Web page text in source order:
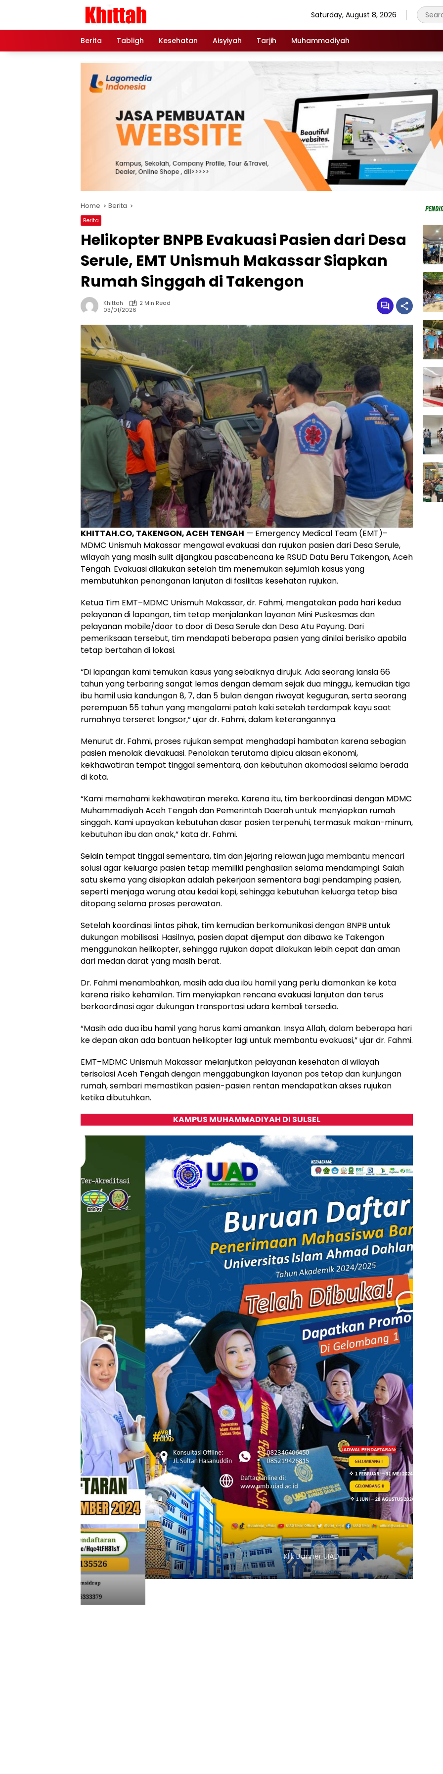
Saturday, August 8, 2026
Berita Tabligh Kesehatan Aisyiyah Tarjih Muhammadiyah
Home Berita
Berita
Helikopter BNPB Evakuasi Pasien dari Desa
Serule, EMT Unismuh Makassar Siapkan
Rumah Singgah di Takengon
Khittah
2 Min Read
03/01/2026
KHITTAH.CO, TAKENGON, ACEH TENGAH — Emergency Medical Team (EMT)–
MDMC Unismuh Makassar mengawal evakuasi dan rujukan pasien dari Desa Serule,
wilayah yang masih sulit dijangkau pascabencana ke RSUD Datu Beru Takengon, Aceh
Tengah. Evakuasi dilakukan setelah tim menemukan sejumlah kasus yang
membutuhkan penanganan lanjutan di fasilitas kesehatan rujukan.
Ketua Tim EMT–MDMC Unismuh Makassar, dr. Fahmi, mengatakan pada hari kedua
pelayanan di lapangan, tim tetap menjalankan layanan Mini Puskesmas dan
pelayanan mobile/door to door di Desa Serule dan Desa Atu Payung. Dari
pemeriksaan tersebut, tim mendapati beberapa pasien yang dinilai berisiko apabila
tetap bertahan di lokasi.
“Di lapangan kami temukan kasus yang sebaiknya dirujuk. Ada seorang lansia 66
tahun yang terbaring sangat lemas dengan demam sejak dua minggu, kemudian tiga
ibu hamil usia kandungan 8, 7, dan 5 bulan dengan riwayat keguguran, serta seorang
perempuan 55 tahun yang mengalami patah kaki setelah terdampak kayu saat
rumahnya terseret longsor,” ujar dr. Fahmi, dalam keterangannya.
Menurut dr. Fahmi, proses rujukan sempat menghadapi hambatan karena sebagian
pasien menolak dievakuasi. Penolakan terutama dipicu alasan ekonomi,
kekhawatiran tempat tinggal sementara, dan kebutuhan akomodasi selama berada
di kota.
“Kami memahami kekhawatiran mereka. Karena itu, tim berkoordinasi dengan MDMC
Muhammadiyah Aceh Tengah dan Pemerintah Daerah untuk menyiapkan rumah
singgah. Kami upayakan kebutuhan dasar pasien terpenuhi, termasuk makan-minum,
kebutuhan ibu dan anak,” kata dr. Fahmi.
Selain tempat tinggal sementara, tim dan jejaring relawan juga membantu mencari
solusi agar keluarga pasien tetap memiliki penghasilan selama mendampingi. Salah
satu skema yang disiapkan adalah pekerjaan sementara bagi pendamping pasien,
seperti menjaga warung atau kedai kopi, sehingga kebutuhan keluarga tetap bisa
ditopang selama proses perawatan.
Setelah koordinasi lintas pihak, tim kemudian berkomunikasi dengan BNPB untuk
dukungan mobilisasi. Hasilnya, pasien dapat dijemput dan dibawa ke Takengon
menggunakan helikopter, sehingga rujukan dapat dilakukan lebih cepat dan aman
dari medan darat yang masih berat.
Dr. Fahmi menambahkan, masih ada dua ibu hamil yang perlu diamankan ke kota
karena risiko kehamilan. Tim menyiapkan rencana evakuasi lanjutan dan terus
berkoordinasi agar dukungan transportasi udara kembali tersedia.
“Masih ada dua ibu hamil yang harus kami amankan. Insya Allah, dalam beberapa hari
ke depan akan ada bantuan helikopter lagi untuk membantu evakuasi,” ujar dr. Fahmi.
EMT–MDMC Unismuh Makassar melanjutkan pelayanan kesehatan di wilayah
terisolasi Aceh Tengah dengan menggabungkan layanan pos tetap dan kunjungan
rumah, sembari memastikan pasien-pasien rentan mendapatkan akses rujukan
ketika dibutuhkan.
KAMPUS MUHAMMADIYAH DI SULSEL
Klik Banner UIAD